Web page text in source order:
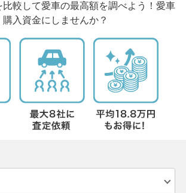
較して愛車の最高額を調べよう！愛車
入資金にしませんか？